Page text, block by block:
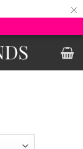
×